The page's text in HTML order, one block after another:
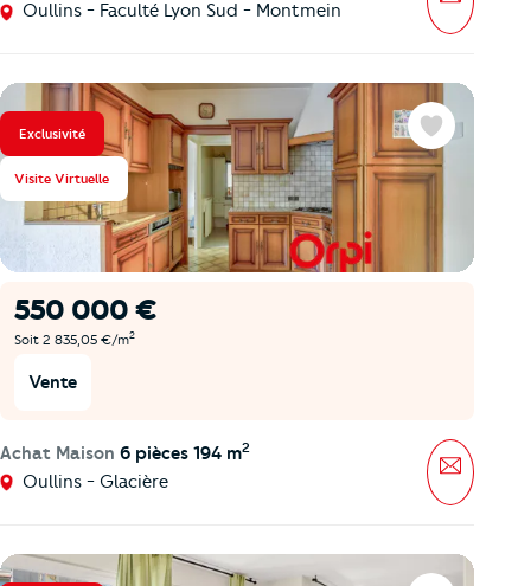
Oullins - Faculté Lyon Sud - Montmein
Exclusivité
Visite Virtuelle
550 000 €
Soit 2 835,05 €/m2
Vente
Achat Maison 6 pièces 194 m2
Oullins - Glacière
Favoris
Message